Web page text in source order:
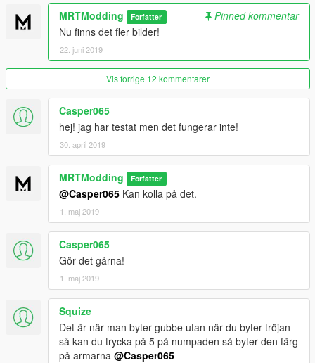
MRTModding Forfatter
Pinned kommentar
Nu finns det fler bilder!
22. juni 2019
Vis forrige 12 kommentarer
Casper065
hej! jag har testat men det fungerar inte!
30. april 2019
MRTModding Forfatter
@Casper065 Kan kolla på det.
1. maj 2019
Casper065
Gör det gärna!
1. maj 2019
Squize
Det är när man byter gubbe utan när du byter tröjan
så kan du trycka på 5 på numpaden så byter den färg
på armarna @Casper065